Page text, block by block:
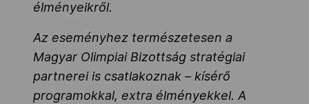
élményeikről.
Az eseményhez természetesen a
Magyar Olimpiai Bizottság stratégiai
partnerei is csatlakoznak – kísérő
programokkal, extra élményekkel. A